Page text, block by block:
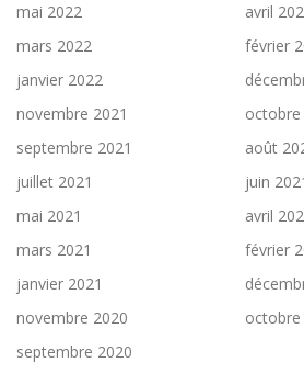
mai 2022
avril
mars 2022
février
janvier 2022
novembre 2021
octobre
septembre 2021
août
juillet 2021
juin
mai 2021
avril
mars 2021
février
janvier 2021
novembre 2020
octobre
septembre 2020